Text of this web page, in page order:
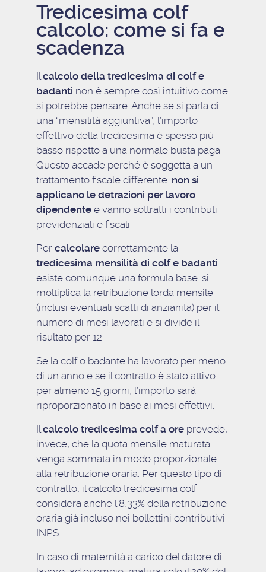
Tredicesima colf
calcolo: come si fa e
scadenza
Ilcalcolo della tredicesima di colf e
badanti non è sempre così intuitivo come
si potrebbe pensare. Anche se si parla di
una “mensilità aggiuntiva”, l’importo
effettivo della tredicesima è spesso più
basso rispetto a una normale busta paga.
Questo accade perché è soggetta a un
trattamento fiscale differente: non si
applicano le detrazioni per lavoro
dipendentee vanno sottratti i contributi
previdenziali e fiscali.
Per calcolarecorrettamente la
tredicesima mensilità di colf e badanti
esiste comunque una formula base: si
moltiplica la retribuzione lorda mensile
(inclusi eventuali scatti di anzianità) per il
numero di mesi lavorati e si divide il
risultato per 12.
Se la colf o badante ha lavorato per meno
di un anno e se il contratto è stato attivo
per almeno 15 giorni, l’importo sarà
riproporzionato in base ai mesi effettivi.
Ilcalcolo tredicesima colf a ore prevede,
invece, che la quota mensile maturata
venga sommata in modo proporzionale
alla retribuzione oraria. Per questo tipo di
contratto, il calcolo tredicesima colf
considera anche l’8,33% della retribuzione
oraria già incluso nei bollettini contributivi
INPS.
In caso di maternità a carico del datore di